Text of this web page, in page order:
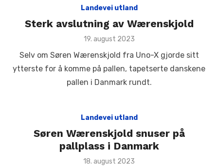
Landevei utland
Sterk avslutning av Wærenskjold
Posted
19. august 2023
Selv om Søren Wærenskjold fra Uno-X gjorde sitt
ytterste for å komme på pallen, tapetserte danskene
pallen i Danmark rundt.
Landevei utland
Søren Wærenskjold snuser på
pallplass i Danmark
Posted
18. august 2023